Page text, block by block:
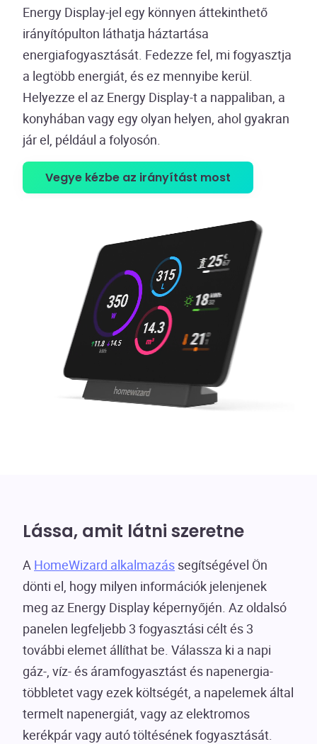
Energy Display-jel egy könnyen áttekinthető
irányítópulton láthatja háztartása
energiafogyasztását. Fedezze fel, mi fogyasztja
a legtöbb energiát, és ez mennyibe kerül.
Helyezze el az Energy Display-t a nappaliban, a
konyhában vagy egy olyan helyen, ahol gyakran
jár el, például a folyosón.
Vegye kézbe az irányítást most
Lássa, amit látni szeretne
A HomeWizard alkalmazás segítségével Ön
dönti el, hogy milyen információk jelenjenek
meg az Energy Display képernyőjén. Az oldalsó
panelen legfeljebb 3 fogyasztási célt és 3
további elemet állíthat be. Válassza ki a napi
gáz-, víz- és áramfogyasztást és napenergia-
többletet vagy ezek költségét, a napelemek által
termelt napenergiát, vagy az elektromos
kerékpár vagy autó töltésének fogyasztását.